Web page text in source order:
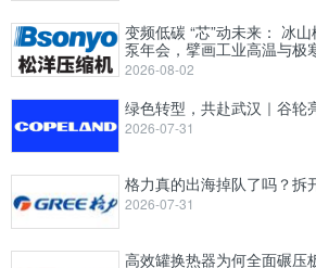
变频低碳 “芯”动未来： 冰
泵年会，擘画工业高温与极
2026-08-02
绿色转型，共赴武汉｜谷轮
2026-07-31
格力真的出海掉队了吗？拆
2026-07-31
高效罐换热器为何全面碾压